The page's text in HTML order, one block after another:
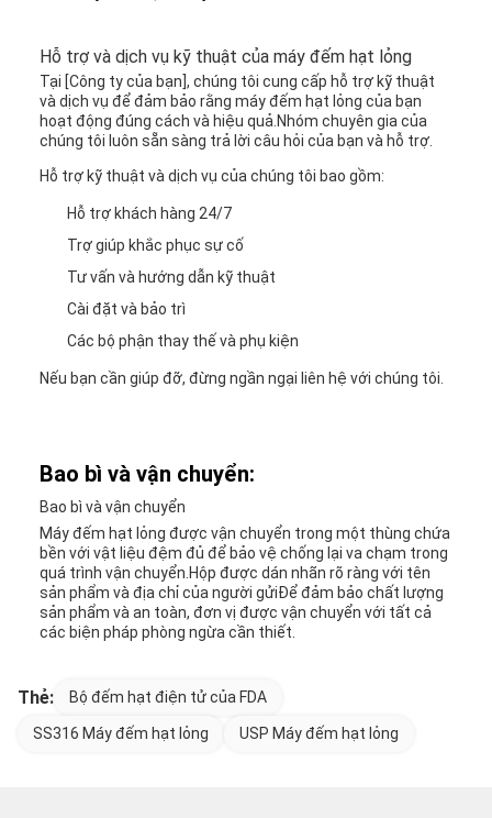
Hỗ trợ và dịch vụ kỹ thuật của máy đếm hạt lỏng
Tại [Công ty của bạn], chúng tôi cung cấp hỗ trợ kỹ thuật
và dịch vụ để đảm bảo rằng máy đếm hạt lỏng của bạn
hoạt động đúng cách và hiệu quả.Nhóm chuyên gia của
chúng tôi luôn sẵn sàng trả lời câu hỏi của bạn và hỗ trợ.
Hỗ trợ kỹ thuật và dịch vụ của chúng tôi bao gồm:
Hỗ trợ khách hàng 24/7
Trợ giúp khắc phục sự cố
Tư vấn và hướng dẫn kỹ thuật
Cài đặt và bảo trì
Các bộ phận thay thế và phụ kiện
Nếu bạn cần giúp đỡ, đừng ngần ngại liên hệ với chúng tôi.
Bao bì và vận chuyển:
Bao bì và vận chuyển
Máy đếm hạt lỏng được vận chuyển trong một thùng chứa
bền với vật liệu đệm đủ để bảo vệ chống lại va chạm trong
quá trình vận chuyển.Hộp được dán nhãn rõ ràng với tên
sản phẩm và địa chỉ của người gửiĐể đảm bảo chất lượng
sản phẩm và an toàn, đơn vị được vận chuyển với tất cả
các biện pháp phòng ngừa cần thiết.
Thẻ: Bộ đếm hạt điện tử của FDA
SS316 Máy đếm hạt lỏng USP Máy đếm hạt lỏng